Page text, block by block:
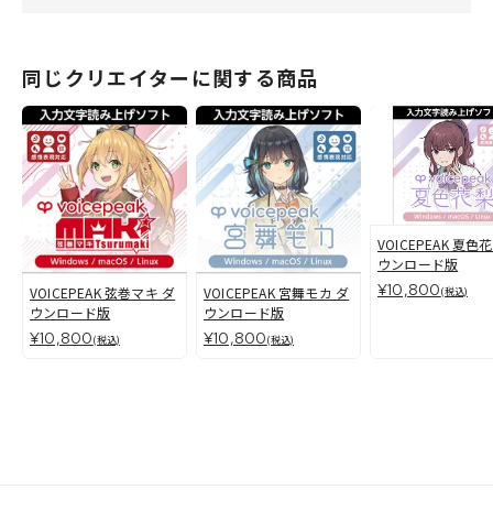
同じクリエイターに関する商品
VOICEPEAK 弦巻マキ ダ
ウンロード版
¥10,800(税込)
VOICEPEAK 宮舞モカ ダ
ウンロード版
¥10,800(税込)
VOICEPEAK 夏色
ウンロード版
¥10,800(税込)